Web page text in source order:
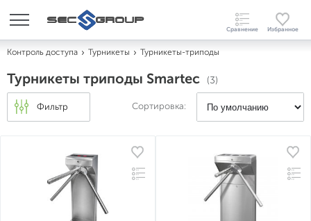
Контроль доступа Турникеты Турникеты-триподы
Турникеты триподы Smartec (3)
Фильтр Сортировка: